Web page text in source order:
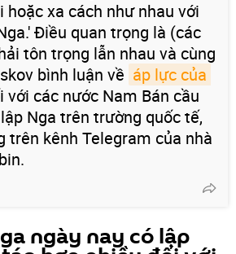
hoặc xa cách như nhau với
Điều quan trọng là (các
tôn trọng lẫn nhau và cùng
bình luận về áp lực của
với các nước Nam Bán cầu
Nga trên trường quốc tế,
trên kênh Telegram của nhà
ngày nay có lập